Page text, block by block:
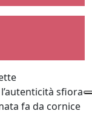
sfiora
fa da cornice